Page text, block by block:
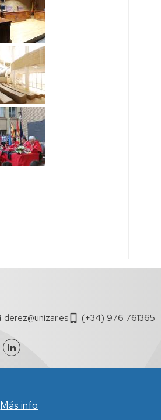
derez@unizar.es (+34) 976 761365
Más info